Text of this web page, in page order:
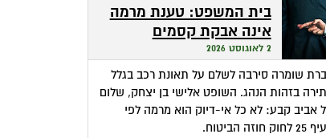
בית המשפט: טענת מרמה
אינה אבקת קסמים
שהופכת אי-דיוק לפטור
מתשלום
2 לאוגוסט 2026
שומרה סירבה לשלם על תאונת רכב בגלל
בזהות הנהג. השופט אלישי בן יצחק, שלום
אביב קבע: לא כל אי-דיוק הוא מרמה לפי
חוזה הביטוח.